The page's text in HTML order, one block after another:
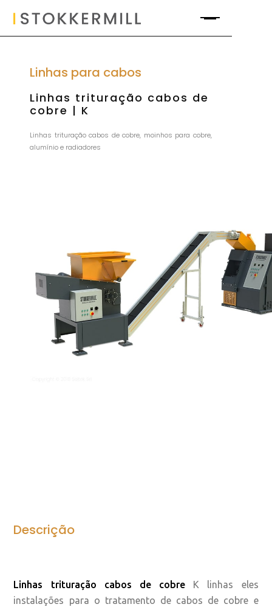
Linhas para cabos
Linhas trituração cabos de
cobre | K
Linhas trituração cabos de cobre, moinhos para cobre,
alumínio e radiadores
Descrição
Linhas trituração cabos de cobre K linhas eles
instalações para o tratamento de cabos de cobre e